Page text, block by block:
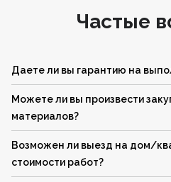
Частые
Даете ли вы гарантию на
Можете ли вы произвести
материалов?
Возможен ли выезд на дом/
стоимости работ?